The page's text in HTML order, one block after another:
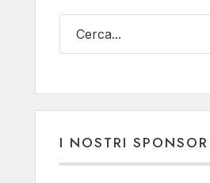
I NOSTRI SPONSOR